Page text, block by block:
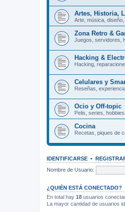
Artes, Historia,
Arte, música, diseño,
Zona Retro &
Juegos, servidores,
Hacking &
Hacking,
Celulares y
Reseñas,
Ocio y Off-topic
Pelis, series,
Cocina
Recetas, piques de
IDENTIFICARSE •
Nombre de Usuario:
¿QUIÉN ESTÁ CONECTADO?
En total hay 18 usuarios
La mayor cantidad de usuarios